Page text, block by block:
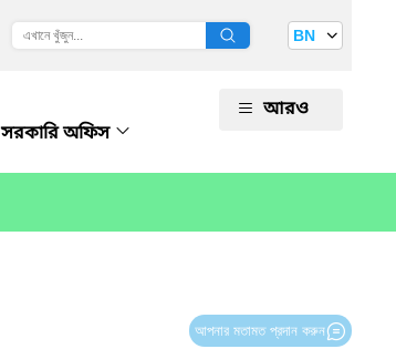
BN
সরকারি অফিস
আরও
আপনার মতামত প্রদান করুন